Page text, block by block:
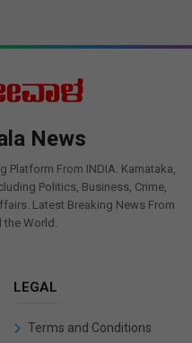
News
Platform From INDIA. Karnataka,
Politics, Business, Crime,
Latest Breaking News From
the World.
LEGAL
Terms and Conditions